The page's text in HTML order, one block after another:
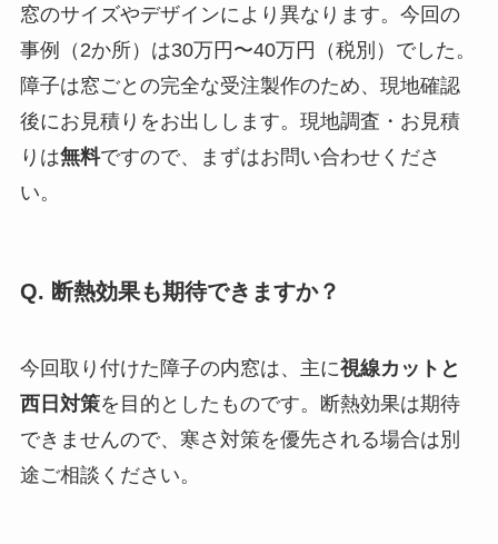
窓のサイズやデザインにより異なります。今回の
事例（2か所）は30万円〜40万円（税別）でした。
障子は窓ごとの完全な受注製作のため、現地確認
後にお見積りをお出しします。現地調査・お見積
りは無料ですので、まずはお問い合わせくださ
い。
Q. 断熱効果も期待できますか？
今回取り付けた障子の内窓は、主に視線カットと
西日対策を目的としたものです。断熱効果は期待
できませんので、寒さ対策を優先される場合は別
途ご相談ください。